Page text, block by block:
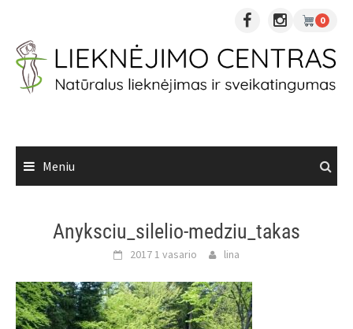
content
0
Meniu
Anyksciu_silelio-medziu_takas
2017 1 vasario lina